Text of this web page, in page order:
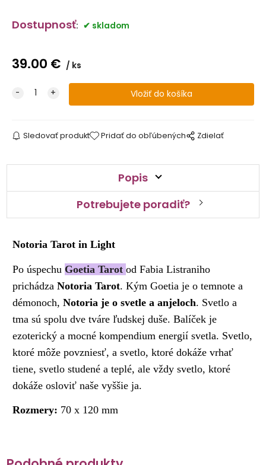
Dostupnosť: skladom
39.00 € ks
Sledovať produkt Pridať do obľúbených Zdielať
Popis
Potrebujete poradiť?
Notoria Tarot in Light
Po úspechu Goetia Tarot od Fabia Listraniho
prichádzaNotoria Tarot. Kým Goetia je o temnote a
démonoch,Notoria je o svetle a anjeloch. Svetlo a
tma sú spolu dve tváre ľudskej duše. Balíček je
ezoterický a mocné kompendium energií svetla. Svetlo,
ktoré môže povzniesť, a svetlo, ktoré dokáže vrhať
tiene, svetlo studené a teplé, ale vždy svetlo, ktoré
dokáže osloviť naše vyššie ja.
Rozmery: 70 x 120 mm